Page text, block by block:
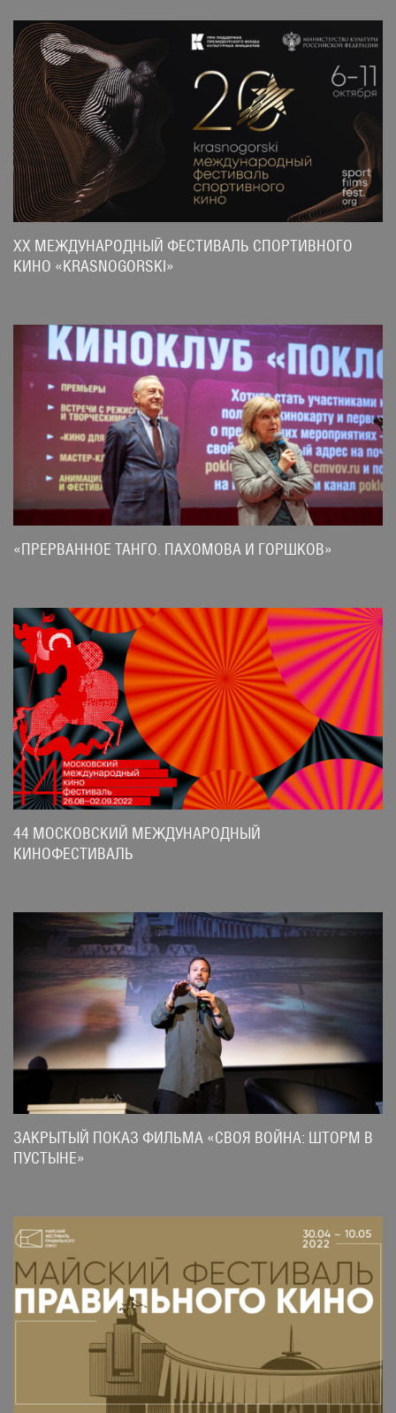
XX МЕЖДУНАРОДНЫЙ ФЕСТИВАЛЬ СПОРТИВНОГО
КИНО «KRASNOGORSKI»
«ПРЕРВАННОЕ ТАНГО. ПАХОМОВА И ГОРШКОВ»
44 МОСКОВСКИЙ МЕЖДУНАРОДНЫЙ
КИНОФЕСТИВАЛЬ
ЗАКРЫТЫЙ ПОКАЗ ФИЛЬМА «СВОЯ ВОЙНА: ШТОРМ В
ПУСТЫНЕ»